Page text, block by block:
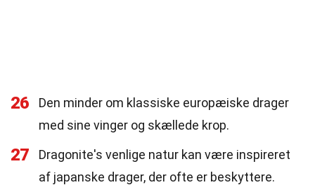
26
Den minder om klassiske europæiske drager
med sine vinger og skællede krop.
27
Dragonite's venlige natur kan være inspireret
af japanske drager, der ofte er beskyttere.